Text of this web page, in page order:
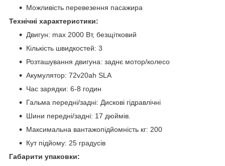
Можливість перевезення пасажира
Технічні характеристики:
Двигун: max 2000 Вт, безщітковий
Кількість швидкостей: 3
Розташування двигуна: заднє мотор/колесо
Акумулятор: 72v20ah SLA
Час зарядки: 6-8 годин
Гальма передні/задні: Дискові гідравлічні
Шини передні/задні: 17 дюймів.
Максимальна вантажопідйомність кг: 200
Кут підйому: 25 градусів
Габарити упаковки: